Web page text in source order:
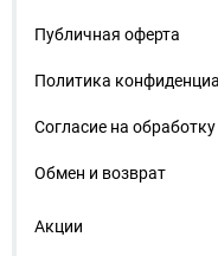
Публичная оферта
Политика
Согласие на
Обмен и возврат
Акции